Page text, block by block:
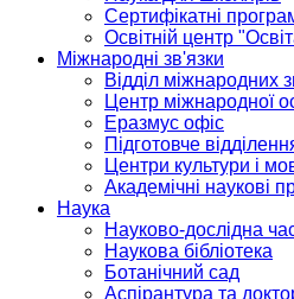
Сертифікатні
Освітній центр
Міжнародні зв'язки
Відділ міжнародних
Центр міжнародної
Еразмус офіс
Підготовче
Центри культури і
Академічні наукові
Наука
Науково-дослідна
Наукова бібліотека
Ботанічний сад
Аспірантура та